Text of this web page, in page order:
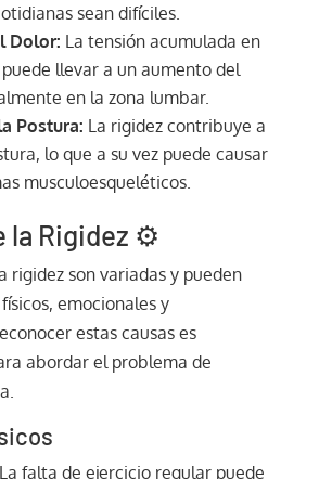
sean difíciles.
Dolor: La tensión acumulada en
llevar a un aumento del
en la zona lumbar.
Postura: La rigidez contribuye a
lo que a su vez puede causar
musculoesqueléticos.
la Rigidez ⚙️
rigidez son variadas y pueden
emocionales y
estas causas es
abordar el problema de
La falta de ejercicio regular puede